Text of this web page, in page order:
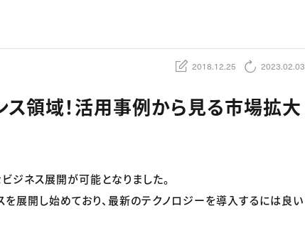
2018.12.25 2023.02.03
ス領域！活用事例から見る市場拡大
ジネス展開が可能となりました。
展開し始めており、最新のテクノロジーを導入するには良い